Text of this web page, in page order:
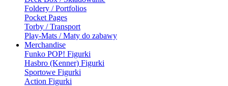
Foldery / Portfolios
Pocket Pages
Torby / Transport
Play-Mats / Maty do zabawy
Merchandise
Funko POP! Figurki
Hasbro (Kenner) Figurki
Sportowe Figurki
Action Figurki